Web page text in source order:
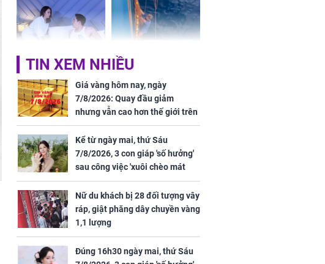
tiền viên mãn
Phát hiện vợ giấu
chuyện từng có chồng,
tôi đòi ly hôn nhưng
sững sờ khi nghe mẹ
tôi buông câu này
Ngư dân mất tích đã
được tìm thấy còn
sống sau 26 ngày lênh
đênh trên biển Thái
Bình Dương
sau tin đồn thay tim,
cởi áo chứng minh sức
khỏe
TIN XEM NHIỀU
Giá vàng hôm nay, ngày
7/8/2026: Quay đầu giảm
nhưng vẫn cao hơn thế giới trên
7 triệu đồng
Kể từ ngày mai, thứ Sáu
7/8/2026, 3 con giáp 'số hưởng'
sau công việc 'xuôi chèo mát
mái', tiền tài 'thu về như nước',
tình duyên viên mãn
Nữ du khách bị 28 đối tượng vây
ráp, giật phăng dây chuyền vàng
1,1 lượng
Đúng 16h30 ngày mai, thứ Sáu